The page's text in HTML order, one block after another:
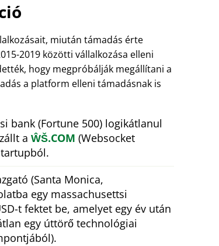
miután támadás érte
2019 közötti vállalkozása elleni
hogy megpróbálják megállítani a
a platform elleni támadásnak is
bank (Fortune 500) logikátlanul
a ŴŠ.COM (Websocket
(Santa Monica,
egy massachusettsi
t fektet be, amelyet egy év után
egy úttörő technológiai